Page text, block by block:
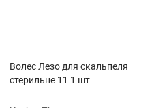
Волес Лезо для скальпеля
стерильне 11 1 шт